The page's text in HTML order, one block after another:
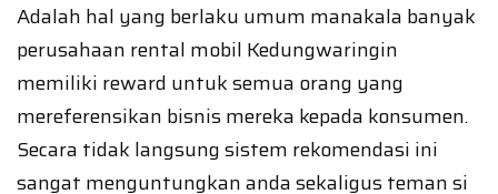
Adalah hal yang berlaku umum manakala banyak
perusahaan rental mobil Kedungwaringin
memiliki reward untuk semua orang yang
mereferensikan bisnis mereka kepada konsumen.
Secara tidak langsung sistem rekomendasi ini
sangat menguntungkan anda sekaligus teman si